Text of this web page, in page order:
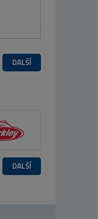
DALŠÍ
DALŠÍ